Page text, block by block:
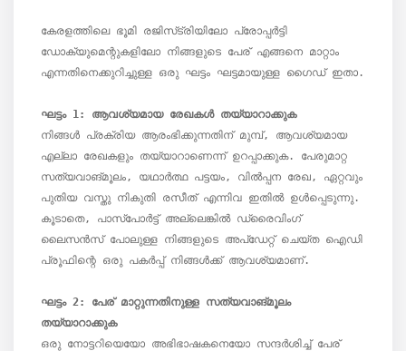
കേരളത്തിലെ ഭൂമി രജിസ്‌ട്രിയിലോ പ്രോപ്പർട്ടി
ഡോക്യുമെന്റുകളിലോ നിങ്ങളുടെ പേര് എങ്ങനെ മാറ്റാം
എന്നതിനെക്കുറിച്ചുള്ള ഒരു ഘട്ടം ഘട്ടമായുള്ള ഗൈഡ് ഇതാ.
നിങ്ങൾ പ്രക്രിയ ആരംഭിക്കുന്നതിന് മുമ്പ്, ആവശ്യമായ
എല്ലാ രേഖകളും തയ്യാറാണെന്ന് ഉറപ്പാക്കുക. പേരുമാറ്റ
സത്യവാങ്മൂലം, യഥാർത്ഥ പട്ടയം, വിൽപ്പന രേഖ, ഏറ്റവും
പുതിയ വസ്തു നികുതി രസീത് എന്നിവ ഇതിൽ ഉൾപ്പെടുന്നു.
കൂടാതെ, പാസ്‌പോർട്ട് അല്ലെങ്കിൽ ഡ്രൈവിംഗ്
ലൈസൻസ് പോലുള്ള നിങ്ങളുടെ അപ്‌ഡേറ്റ് ചെയ്ത ഐഡി
പ്രൂഫിന്റെ ഒരു പകർപ്പ് നിങ്ങൾക്ക് ആവശ്യമാണ്.
ഘട്ടം 2: പേര് മാറ്റുന്നതിനുള്ള സത്യവാങ്മൂലം
ഒരു നോട്ടറിയെയോ അഭിഭാഷകനെയോ സന്ദർശിച്ച് പേര്